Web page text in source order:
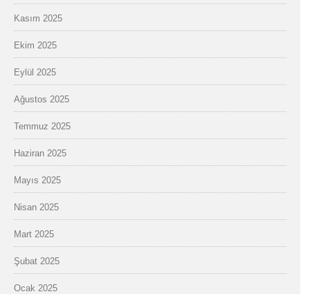
Kasım 2025
Ekim 2025
Eylül 2025
Ağustos 2025
Temmuz 2025
Haziran 2025
Mayıs 2025
Nisan 2025
Mart 2025
Şubat 2025
Ocak 2025